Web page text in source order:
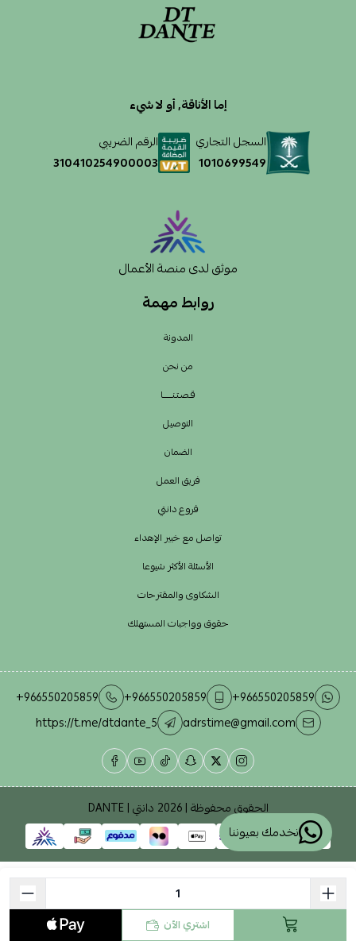
اشتري الآن
روابط مهمة
المدونة
من نحن
قـصـتـنــــــا
التوصيل
الضمان
فريق العمل
فروع دانتي
تواصل مع خبير الإهداء
الأسئلة الأكثر شيوعا
الشكاوى والمقترحات
حقوق وواجبات المستهلك
إما الأناقة, أو لا شيء
السجل التجاري
1010699549
الرقم الضريبي
310410254900003
موثق لدى منصة الأعمال
+966550205859
+966550205859
+966550205859
adrstime@gmail.com
https://t.me/dtdante_5
الحقوق محفوظة | 2026 دانتي | DANTE
نخدمك بعيوننا